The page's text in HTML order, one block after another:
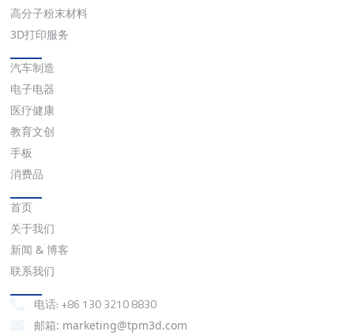
高分子粉末材料
3D打印服务
汽车制造
电子电器
医疗健康
教育文创
手板
消费品
首页
关于我们
新闻 & 博客
联系我们
电话: +86 130 3210 8830
邮箱: marketing@tpm3d.com